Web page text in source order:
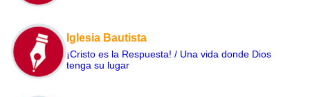
Iglesia Bautista
¡Cristo es la Respuesta! / Una vida donde Dios
tenga su lugar